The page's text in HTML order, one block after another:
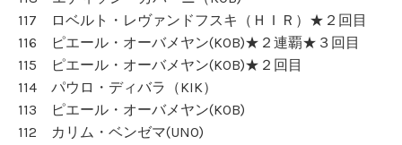
117 ロベルト・レヴァンドフスキ（ＨＩＲ）★２回目
116 ピエール・オーバメヤン(KOB)★２連覇★３回目
115 ピエール・オーバメヤン(KOB)★２回目
114 パウロ・ディバラ（KIK）
113 ピエール・オーバメヤン(KOB)
112 カリム・ベンゼマ(UNO)